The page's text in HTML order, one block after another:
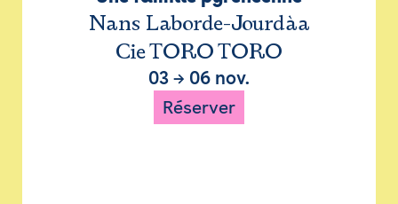
Nans Laborde-Jourdàa
Cie TORO TORO
03 → 06 nov.
Réserver